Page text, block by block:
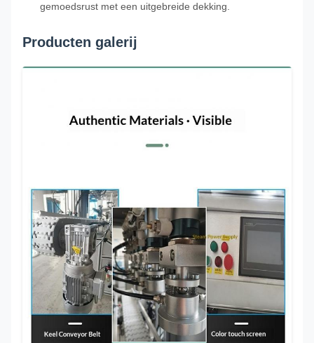
gemoedsrust met een uitgebreide dekking.
Producten galerij